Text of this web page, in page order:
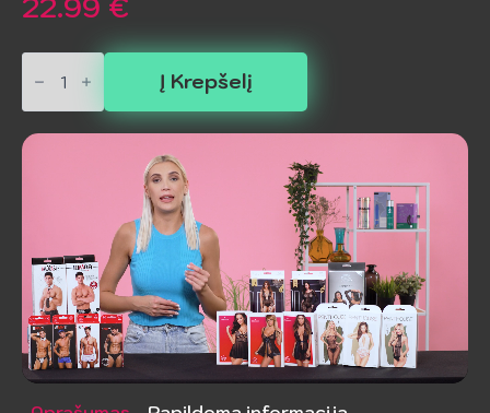
produkto
kiekis:
CHILIROSE
-
CR
4219
Į Krepšelį